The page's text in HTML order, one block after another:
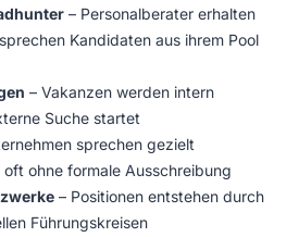
– Personalberater erhalten
Kandidaten aus ihrem Pool
– Vakanzen werden intern
Suche startet
sprechen gezielt
ohne formale Ausschreibung
– Positionen entstehen durch
Führungskreisen